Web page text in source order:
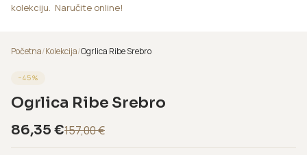
kolekciju. Naručite online!
Početna/Kolekcija/Ogrlica Ribe Srebro
−45%
Ogrlica Ribe Srebro
86,35 €157,00€